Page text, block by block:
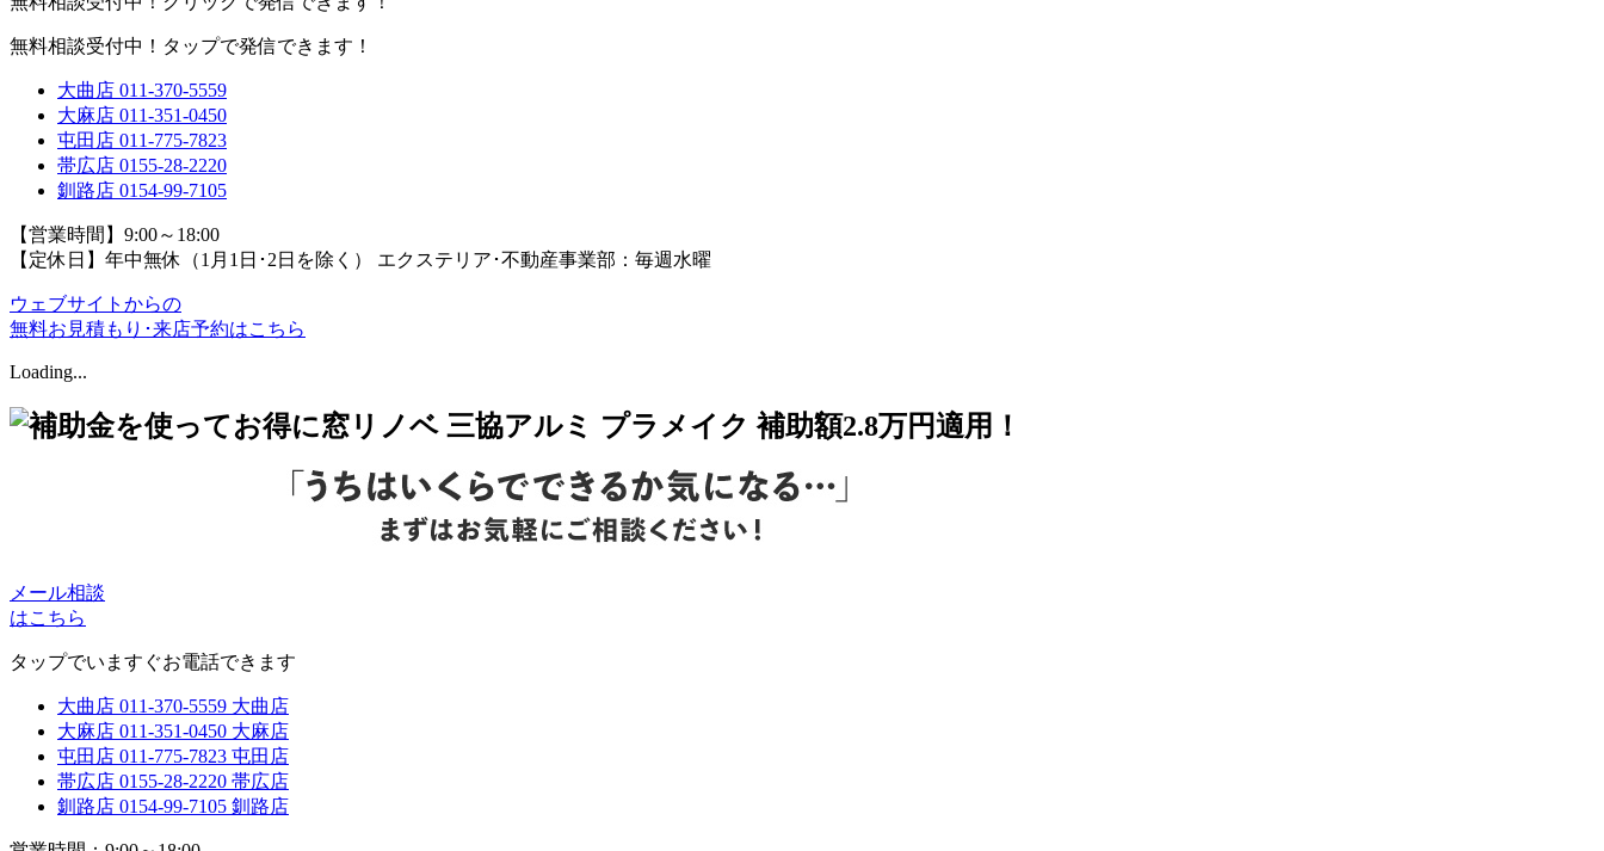
無料相談受付中！タップで発信できます！
大曲店 011-370-5559
大麻店 011-351-0450
屯田店 011-775-7823
帯広店 0155-28-2220
釧路店 0154-99-7105
【営業時間】9:00～18:00
【定休日】年中無休（1月1日･2日を除く） エクステリア･不動産事業部：毎週水曜
ウェブサイトからの
無料お見積もり･来店予約はこちら
Loading...
メール相談
はこちら
タップでいますぐお電話できます
大曲店 011-370-5559 大曲店
大麻店 011-351-0450 大麻店
屯田店 011-775-7823 屯田店
帯広店 0155-28-2220 帯広店
釧路店 0154-99-7105 釧路店